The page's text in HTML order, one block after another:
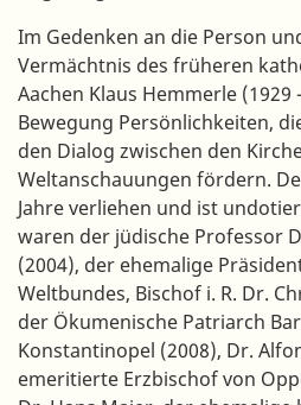
Im Gedenken an die Person
Vermächtnis des früheren
Aachen Klaus Hemmerle
Bewegung Persönlichkeiten,
den Dialog zwischen den
Weltanschauungen fördern.
Jahre verliehen und ist
waren der jüdische Professor
(2004), der ehemalige
Weltbundes, Bischof i. R. Dr.
der Ökumenische Patriarch
Konstantinopel (2008), Dr.
emeritierte Erzbischof von